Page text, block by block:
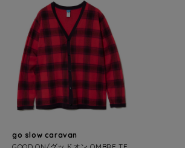
go slow caravan